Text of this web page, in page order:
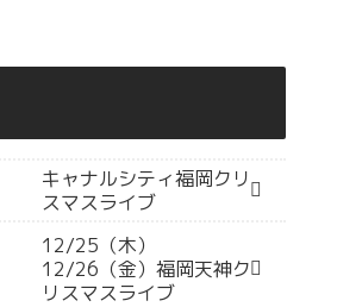
キャナルシティ福岡クリ
スマスライブ
12/25（木）
12/26（金）福岡天神ク
リスマスライブ